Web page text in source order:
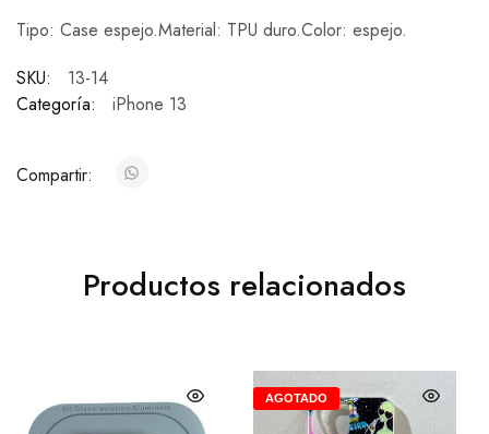
Tipo: Case espejo.Material: TPU duro.Color: espejo.
SKU:
13-14
Categoría:
iPhone 13
Compartir:
Productos relacionados
AGOTADO